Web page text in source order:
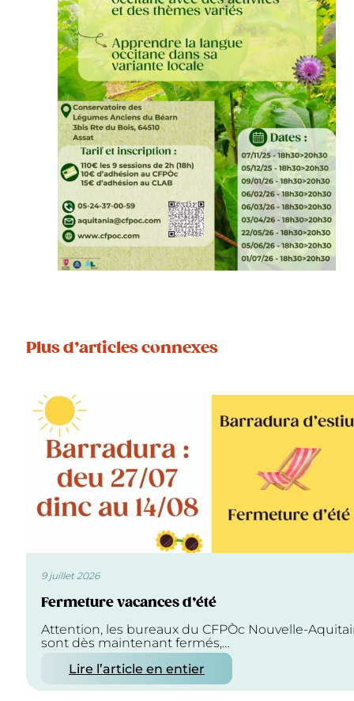
Plus d’articles connexes
9 juillet 2026
Fermeture vacances d’été
Attention, les bureaux du CFPÒc Nouvelle-
sont dès maintenant fermés,…
Lire l’article en entier